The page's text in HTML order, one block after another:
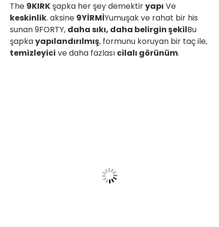
The 9KIRK şapka her şey demektiryapı Ve
keskinlik. aksine 9YİRMİYumuşak ve rahat bir his
sunan 9FORTY, daha sıkı, daha belirgin şekilBu
şapkayapılandırılmış, formunu koruyan bir taç ile,
temizleyici ve daha fazlası cilalı görünüm.